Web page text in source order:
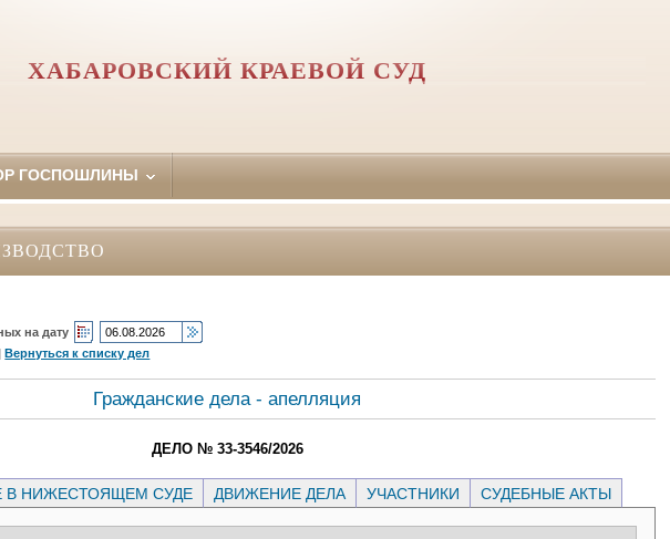
ХАБАРОВСКИЙ КРАЕВОЙ СУД
ГОСПОШЛИНЫ
на дату
Вернуться к списку дел
Гражданские дела - апелляция
ДЕЛО № 33-3546/2026
В НИЖЕСТОЯЩЕМ СУДЕ ДВИЖЕНИЕ ДЕЛА УЧАСТНИКИ СУДЕБНЫЕ АКТЫ